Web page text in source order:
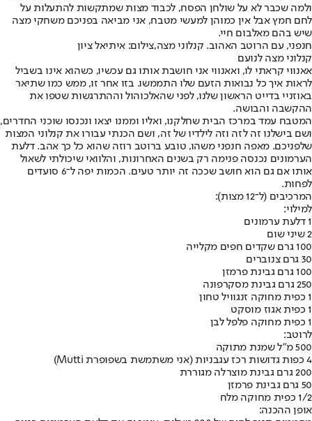
ולמה שכבר לא על שולחן הפסח, לכבוד מצות שמתקשות להתעלות על
לחם חמץ אבל אין כמוהן למעשי מטבח, אני מביאה בפניכם משחקי מצה
שיש בהם מאלבום חיי.
חנפני, עם הרוטב האהוב. קנלוני מצה,צילום: איתיאל ציון
קנלוני מצה לנועם
אאנווי קראתי לו, ואאנווי אני חושבת אותו גם עכשיו, כשהוא אינו בשביל
לראות איך כל נבואות הזעם שלו התממשו. בזו אחר זו, ממש כמו שתיאר
באוזניי בדייט הראשון שלנו, לפני שהאלכוהול וההתרגשות שטפו את
ההקשבה והבושה.
המטבח עמד במרכז הבית שחלקנו, ואליו וממנו יצאו ונכנסו שוכני החדרים,
ושם בישלנו זה לזה וזה לילדיו של זה, ושם הכנתי עבורו את קנלוני המצות
שלפניכם. מאפה חנפני משהו, טובע ברוטב רוזה שהוא כל כך אהב. דלעת
הערמונים נכנסה פנימה רק בשנים האחרונות, והלוואי שיכולתי לשאול
אותו אם גם הוא חושב שככה זה יותר טעים. הכמות יפה ל־6 סועדים
לפחות.
המרכיבים (ל־12 מצות):
למילוי:
1 דלעת ערמונים
2 שיני שום
100 גרם שקדים חפים מקלייה
30 גרם צנוברים
100 גרם גבינת פרמזן
250 גרם גבינת מסקרפונה
1 כפית מחוקה זנגוויל טחון
1 כפית אגוז מוסקט
1 כפית מחוקה פלפל לבן
לרוטב:
500 מ"ל שמנת מתוקה
4 כפות גדושות רכז עגבניות (אני משתמשת בשפופרת Mutti)
200 גרם גבינת מוצרלה מגוררת
50 גרם גבינת פרמזן
1/2 כפית מחוקה מלח
אופן ההכנה: